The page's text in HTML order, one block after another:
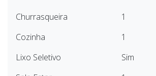
Churrasqueira
1
Cozinha
1
Lixo Seletivo
Sim